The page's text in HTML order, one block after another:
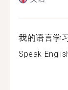
我的语言学
Speak